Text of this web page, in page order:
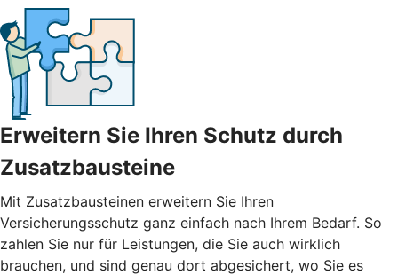
Erweitern Sie Ihren Schutz durch
Zusatzbausteine
Mit Zusatzbausteinen erweitern Sie Ihren
Versicherungsschutz ganz einfach nach Ihrem Bedarf. So
zahlen Sie nur für Leistungen, die Sie auch wirklich
brauchen, und sind genau dort abgesichert, wo Sie es